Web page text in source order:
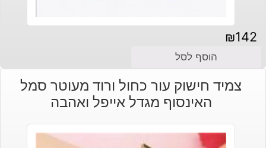
₪142
הוסף לסל
צמיד חישוק עור כחול ורוד מעוטר סמל
האינסוף מגדל אייפל ואהבה